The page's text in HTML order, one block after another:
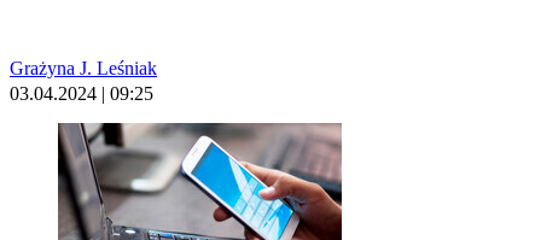
Grażyna J. Leśniak
03.04.2024 | 09:25